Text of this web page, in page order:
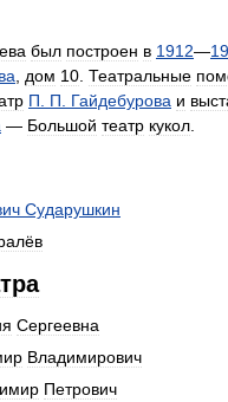
был построен в 1912—
дом 10 Театральные
П П Гайдебурова и
— Большой театр кукол
Сударушкин
Сергеевна
Владимирович
Петрович